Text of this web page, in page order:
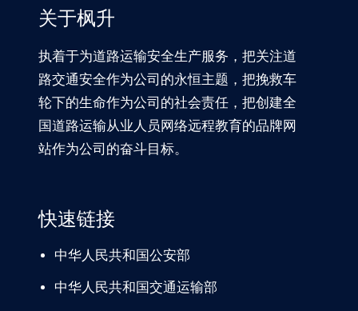
关于枫升
执着于为道路运输安全生产服务，把关注道
路交通安全作为公司的永恒主题，把挽救车
轮下的生命作为公司的社会责任，把创建全
国道路运输从业人员网络远程教育的品牌网
站作为公司的奋斗目标。
快速链接
中华人民共和国公安部
中华人民共和国交通运输部